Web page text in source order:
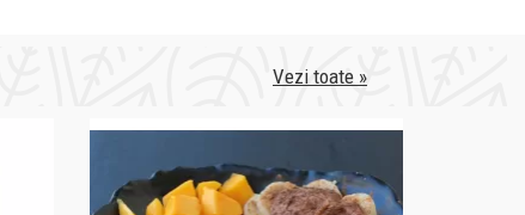
10%, propilenglicol
(triethanolamine), Carbopol 940, ulei
Vezi toate »